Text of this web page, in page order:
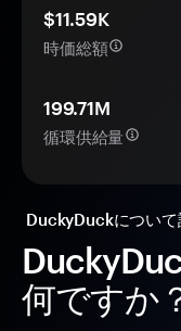
何ですか
$11.59K
時価総額
199.71M
循環供給量
DuckyDuckについて